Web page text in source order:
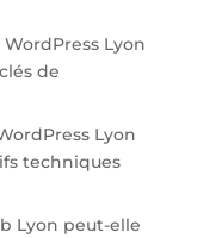
Lyon
de
Lyon
techniques
Lyon peut-elle